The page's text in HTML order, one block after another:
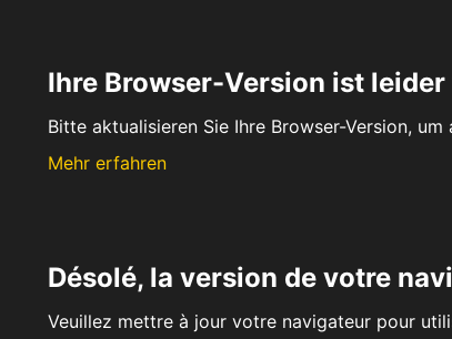
Ihre Browser-Version ist
Bitte aktualisieren Sie Ihre Browser-Version,
Mehr erfahren
Désolé, la version de votre
Veuillez mettre à jour votre navigateur pour